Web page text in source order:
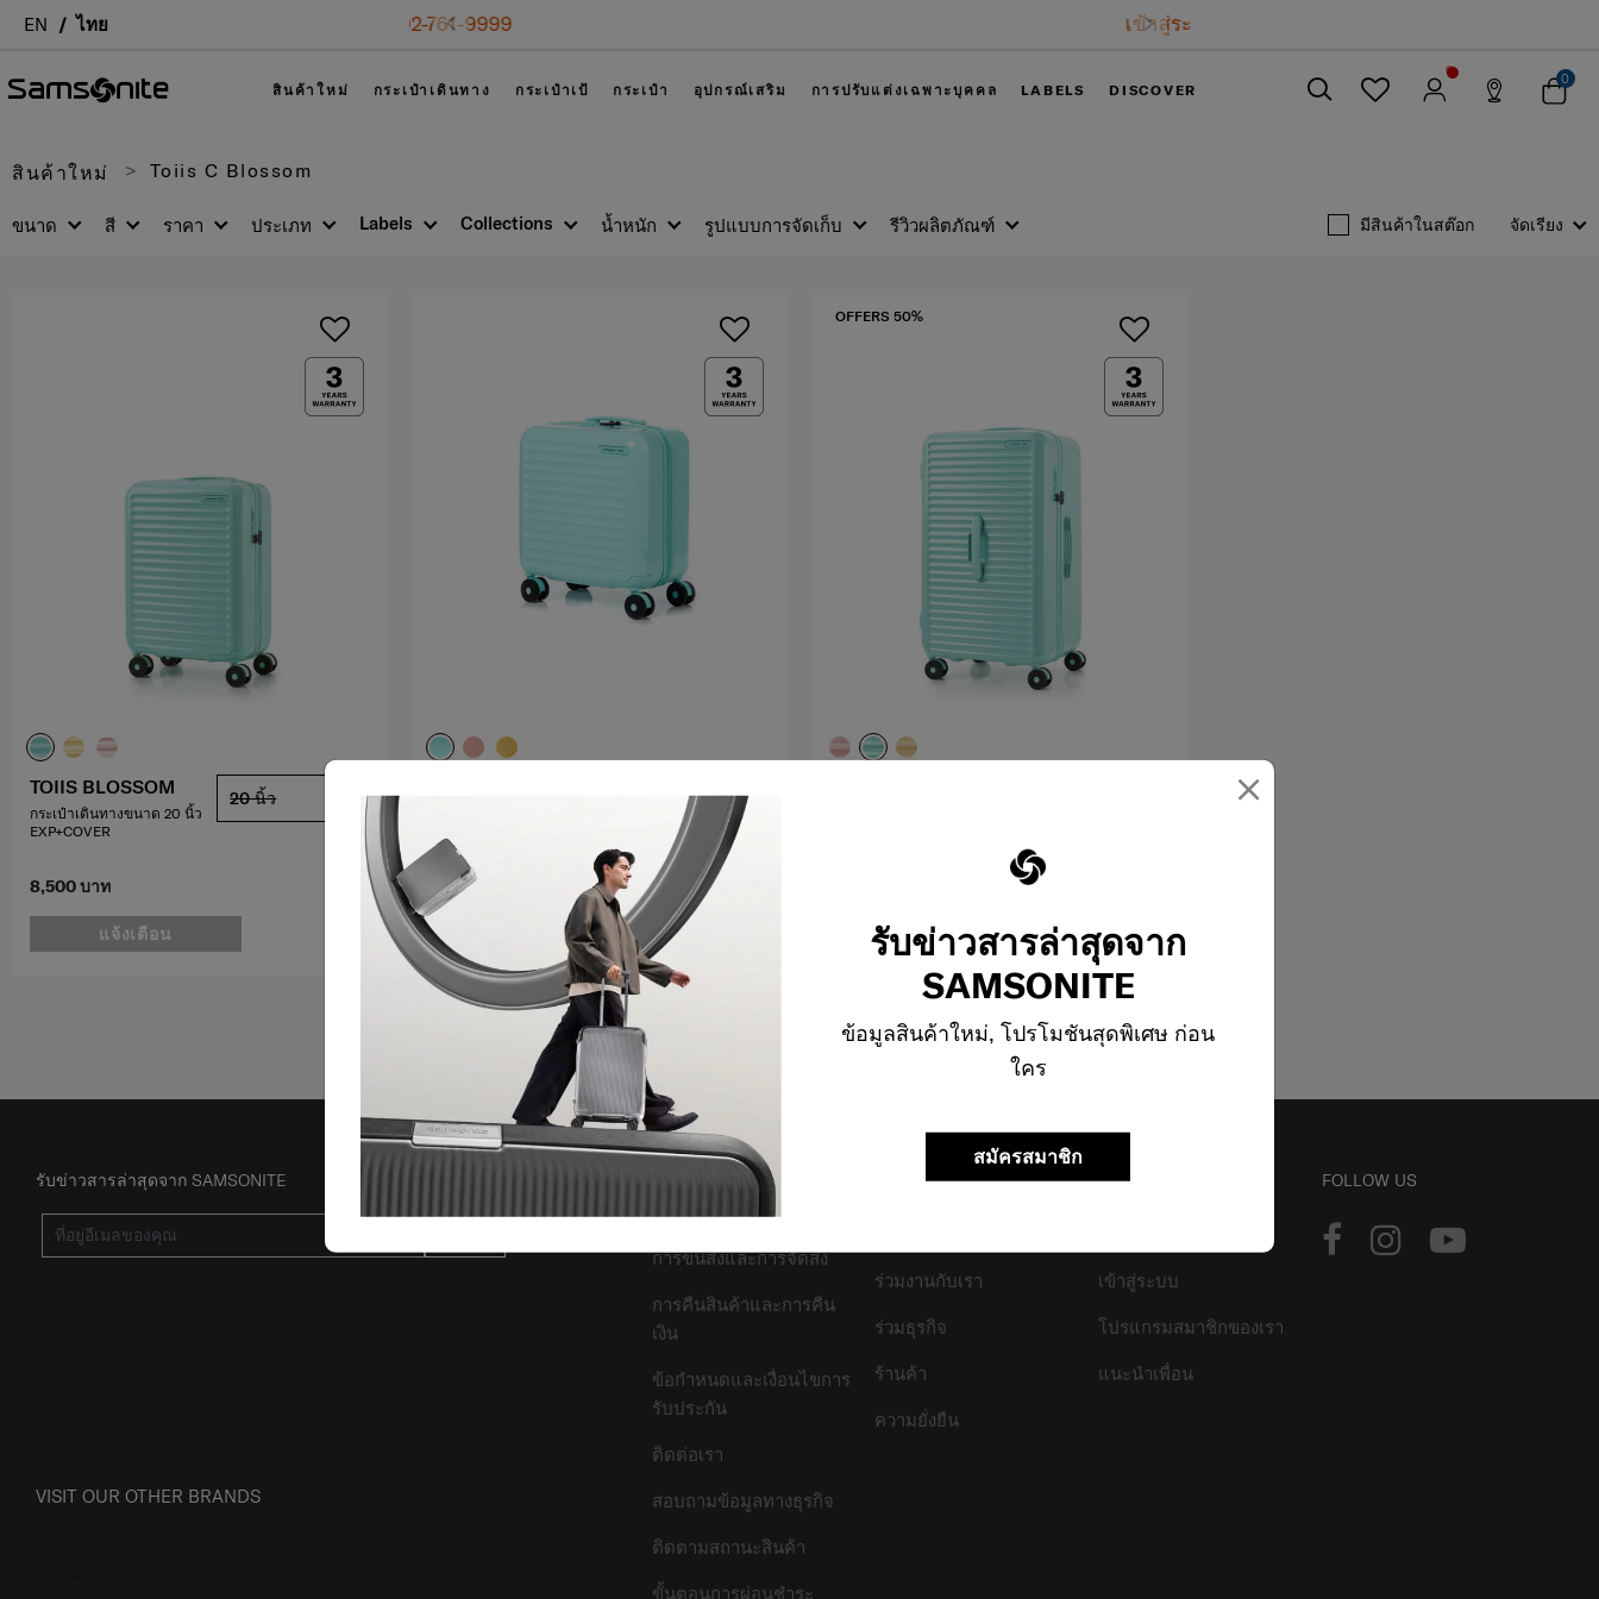
×
รับข่าวสารล่าสุดจาก
SAMSONITE
ข้อมูลสินค้าใหม่, โปรโมชันสุดพิเศษ ก่อน
ใคร
สมัครสมาชิก
EN ไทย
. 02-761-9999
สินค้าใหม่ กระเป๋าเดินทาง กระเป๋าเป้ กระเป๋า อุปกรณ์เสริม การปรับแต่งเฉพาะบุคคล LABELS DISCOVER
0
สินค้าใหม่ Toiis C Blossom
ขนาด สี ราคา ประเภท Labels Collections น้ำหนัก รูปแบบการจัดเก็บ รีวิวผลิตภัณฑ์ มีสินค้าในสต๊อก จัดเรียง
8,500 บาท
แจ้งเตือน
TOIIS BLOSSOM
กระเป๋าเดินทางขนาด 20 นิ้ว
EXP+COVER
20 นิ้ว
7,500 บาท
แจ้งเตือน แจ้งเตือน
OFFERS 50%
ผลิตภัณฑ์
รับข่าวสารล่าสุดจาก SAMSONITE
VISIT OUR OTHER BRANDS
สนับสนุน/คำถามที่พบ
การขนส่งและการจัดส่ง
การคืนสินค้าและการคืน
เงิน
ข้อกำหนดและเงื่อนไขการ
รับประกัน
ติดต่อเรา
สอบถามข้อมูลทางธุรกิจ
ติดตามสถานะสินค้า
ขั้นตอนการผ่อนชำระ
บริษัทของเรา
ร่วมงานกับเรา
ร่วมธุรกิจ
ร้านค้า
ความยั่งยืน
บัญชี
เข้าสู่ระบบ
โปรแกรมสมาชิกของเรา
แนะนำเพื่อน
FOLLOW US